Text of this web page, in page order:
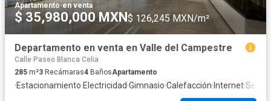
Apartamento·en venta
$ 35,980,000 MXN$ 126,245 MXN/m²
Departamento en venta en Valle del Campestre
Calle Paseo Blanca Celia
285 m²3 Recámaras4 BañosApartamento
·Estacionamiento·Electricidad·Gimnasio·Calefacción· Internet·